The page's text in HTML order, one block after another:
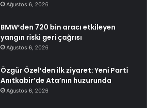
Ağustos 6, 2026
BMW’den 720 bin aracı etkileyen
yangın riski geri çağrısı
Ağustos 6, 2026
Özgür Özel’den ilk ziyaret: Yeni Parti
Anıtkabir’de Ata’nın huzurunda
Ağustos 6, 2026